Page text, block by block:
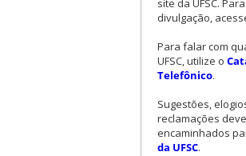
site da UFSC.
divulgação,
Para falar com
UFSC, utilize o
Telefônico.
Sugestões,
reclamações
encaminhados
da UFSC.